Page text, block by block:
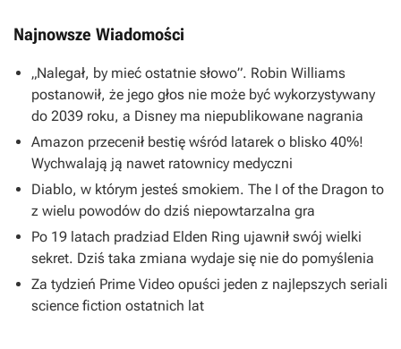
Najnowsze Wiadomości
„Nalegał, by mieć ostatnie słowo”. Robin Williams
postanowił, że jego głos nie może być wykorzystywany
do 2039 roku, a Disney ma niepublikowane nagrania
Amazon przecenił bestię wśród latarek o blisko 40%!
Wychwalają ją nawet ratownicy medyczni
Diablo, w którym jesteś smokiem. The I of the Dragon to
z wielu powodów do dziś niepowtarzalna gra
Po 19 latach pradziad Elden Ring ujawnił swój wielki
sekret. Dziś taka zmiana wydaje się nie do pomyślenia
Za tydzień Prime Video opuści jeden z najlepszych seriali
science fiction ostatnich lat